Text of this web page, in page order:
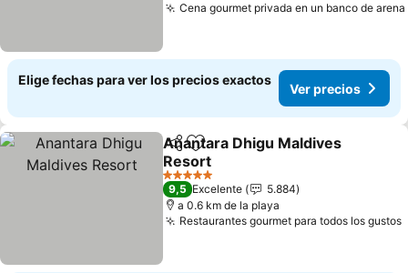
Cena gourmet privada en un banco de arena
Elige fechas para ver los precios exactos
Ver precios
CompartirAgregar a favoritos
Anantara Dhigu Maldives
Resort
5 Estrellas
9,5 Excelente
5.884
a 0.6 km de la playa
Restaurantes gourmet para todos los gustos